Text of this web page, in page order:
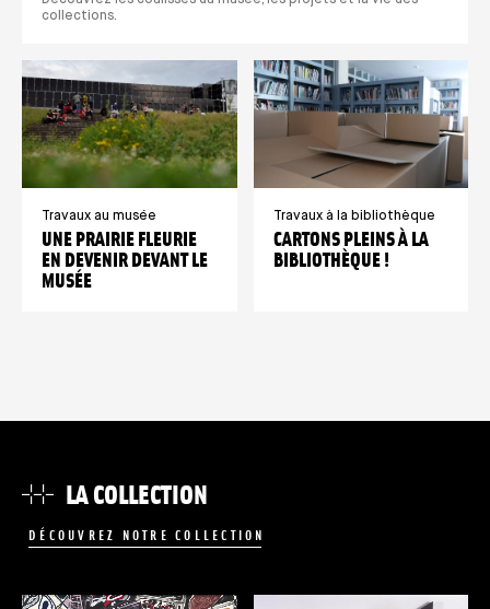
collections.
UNE PRAIRIE FLEURIE
EN DEVENIR DEVANT LE
MUSÉE
Travaux au musée
CARTONS PLEINS À LA
BIBLIOTHÈQUE !
Travaux à la bibliothèque
LA COLLECTION
DÉCOUVREZ NOTRE COLLECTION